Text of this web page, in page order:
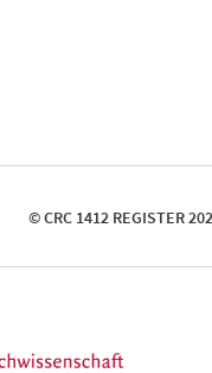
© CRC 1412 REGISTER